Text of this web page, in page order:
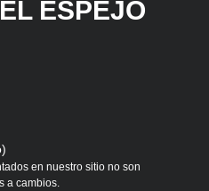
ESPEJO
en nuestro sitio no son
a cambios.